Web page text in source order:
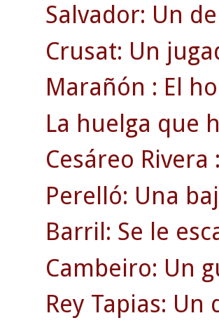
Salvador: Un
Crusat: Un
Marañón : El
La huelga que
Cesáreo
Perelló: Una
Barril: Se le
Cambeiro: Un
Rey Tapias: